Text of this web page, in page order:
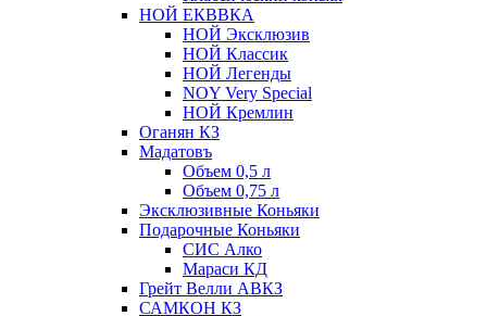
НОЙ ЕКВВКА
НОЙ Эксклюзив
НОЙ Классик
НОЙ Легенды
NOY Very Speсial
НОЙ Кремлин
Оганян КЗ
Мадатовъ
Объем 0,5 л
Объем 0,75 л
Эксклюзивные Коньяки
Подарочные Коньяки
СИС Алко
Мараси КД
Грейт Велли АВКЗ
САМКОН КЗ